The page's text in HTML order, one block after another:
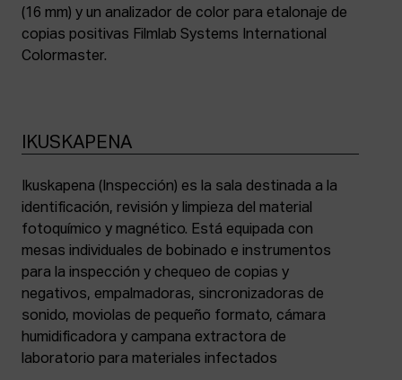
(16 mm) y un analizador de color para etalonaje de
copias positivas Filmlab Systems International
Colormaster.
IKUSKAPENA
Ikuskapena (Inspección) es la sala destinada a la
identificación, revisión y limpieza del material
fotoquímico y magnético. Está equipada con
mesas individuales de bobinado e instrumentos
para la inspección y chequeo de copias y
negativos, empalmadoras, sincronizadoras de
sonido, moviolas de pequeño formato, cámara
humidificadora y campana extractora de
laboratorio para materiales infectados